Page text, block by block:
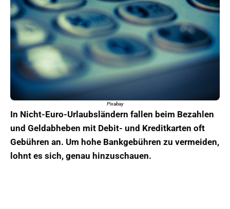
Pixabay
In Nicht-Euro-Urlaubsländern fallen beim Bezahlen
und Geldabheben mit Debit- und Kreditkarten oft
Gebühren an. Um hohe Bankgebühren zu vermeiden,
lohnt es sich, genau hinzuschauen.